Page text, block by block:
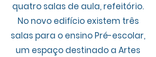
quatro salas de aula, refeitório.
No novo edifício existem três
salas para o ensino Pré-escolar,
um espaço destinado a Artes